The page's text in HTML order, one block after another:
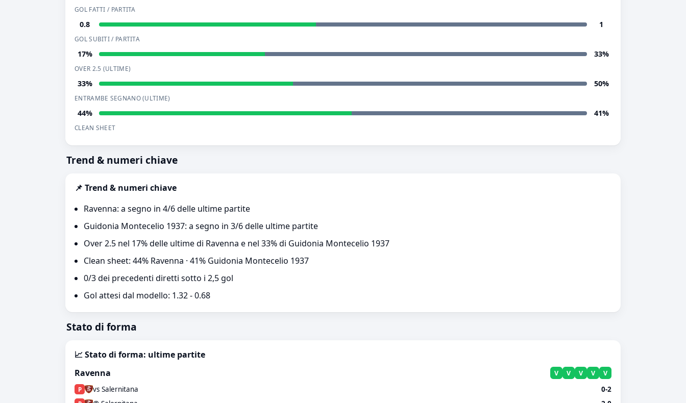
GOL FATTI / PARTITA
0.8 1
GOL SUBITI / PARTITA
17% 33%
OVER 2.5 (ULTIME)
33% 50%
ENTRAMBE SEGNANO (ULTIME)
44% 41%
CLEAN SHEET
Trend & numeri chiave
📌 Trend & numeri chiave
Ravenna: a segno in 4/6 delle ultime partite
Guidonia Montecelio 1937: a segno in 3/6 delle ultime partite
Over 2.5 nel 17% delle ultime di Ravenna e nel 33% di Guidonia Montecelio 1937
Clean sheet: 44% Ravenna · 41% Guidonia Montecelio 1937
0/3 dei precedenti diretti sotto i 2,5 gol
Gol attesi dal modello: 1.32 - 0.68
Stato di forma
📈 Stato di forma: ultime partite
Ravenna
V V V V V
P vs Salernitana 0-2